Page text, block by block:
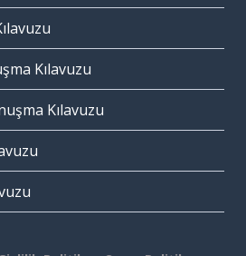
Kılavuzu
Kılavuzu